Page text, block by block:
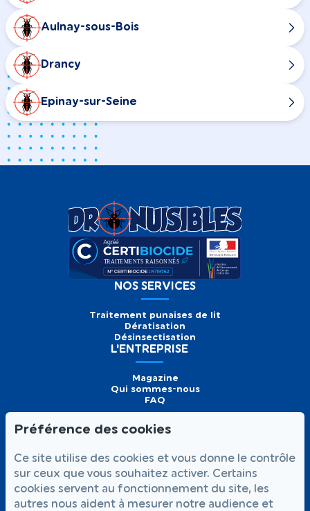
Aulnay-sous-Bois
Drancy
Epinay-sur-Seine
NOS SERVICES
Traitement punaises de lit
Dératisation
Désinsectisation
L'ENTREPRISE
Magazine
Qui sommes-nous
FAQ
01 56 93 60 26
Formulaire de
contact
Prendre
rendez-vous
NOUS SUIVRE
Préférence des cookies
Ce site utilise des cookies et vous donne le contrôle
sur ceux que vous souhaitez activer. Certains
cookies servent au fonctionnement du site, les
autres nous aident à mesurer notre audience et